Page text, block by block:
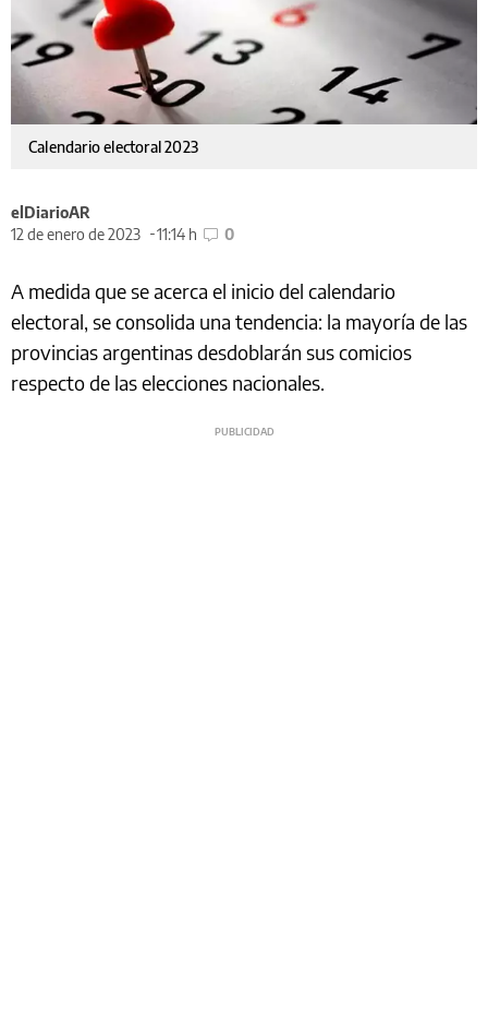
Calendario electoral 2023
elDiarioAR
12 de enero de 2023
11:14 h 0
A medida que se acerca el inicio del calendario
electoral, se consolida una tendencia: la mayoría de las
provincias argentinas desdoblarán sus comicios
respecto de las elecciones nacionales.